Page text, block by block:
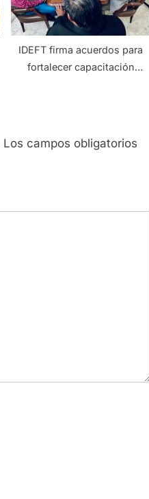
IDEFT firma acuerdos para
fortalecer capacitación
Los campos obligatorios